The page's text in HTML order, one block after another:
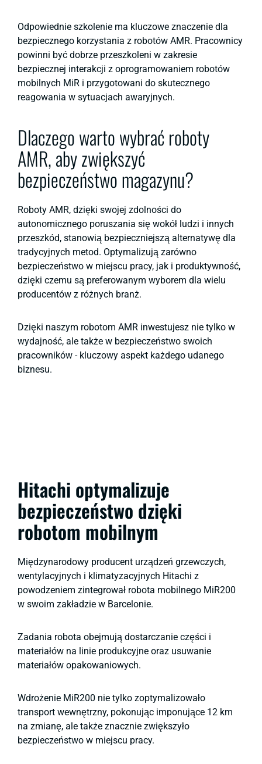
Odpowiednie szkolenie ma kluczowe znaczenie dla
bezpiecznego korzystania z robotów AMR. Pracownicy
powinni być dobrze przeszkoleni w zakresie
bezpiecznej interakcji z oprogramowaniem robotów
mobilnych MiR i przygotowani do skutecznego
reagowania w sytuacjach awaryjnych.
Dlaczego warto wybrać roboty
AMR, aby zwiększyć
bezpieczeństwo magazynu?
Roboty AMR, dzięki swojej zdolności do
autonomicznego poruszania się wokół ludzi i innych
przeszkód, stanowią bezpieczniejszą alternatywę dla
tradycyjnych metod. Optymalizują zarówno
bezpieczeństwo w miejscu pracy, jak i produktywność,
dzięki czemu są preferowanym wyborem dla wielu
producentów z różnych branż.
Dzięki naszym robotom AMR inwestujesz nie tylko w
wydajność, ale także w bezpieczeństwo swoich
pracowników - kluczowy aspekt każdego udanego
biznesu.
Hitachi optymalizuje
bezpieczeństwo dzięki
robotom mobilnym
Międzynarodowy producent urządzeń grzewczych,
wentylacyjnych i klimatyzacyjnych Hitachi z
powodzeniem zintegrował robota mobilnego MiR200
w swoim zakładzie w Barcelonie.
Zadania robota obejmują dostarczanie części i
materiałów na linie produkcyjne oraz usuwanie
materiałów opakowaniowych.
Wdrożenie MiR200 nie tylko zoptymalizowało
transport wewnętrzny, pokonując imponujące 12 km
na zmianę, ale także znacznie zwiększyło
bezpieczeństwo w miejscu pracy.